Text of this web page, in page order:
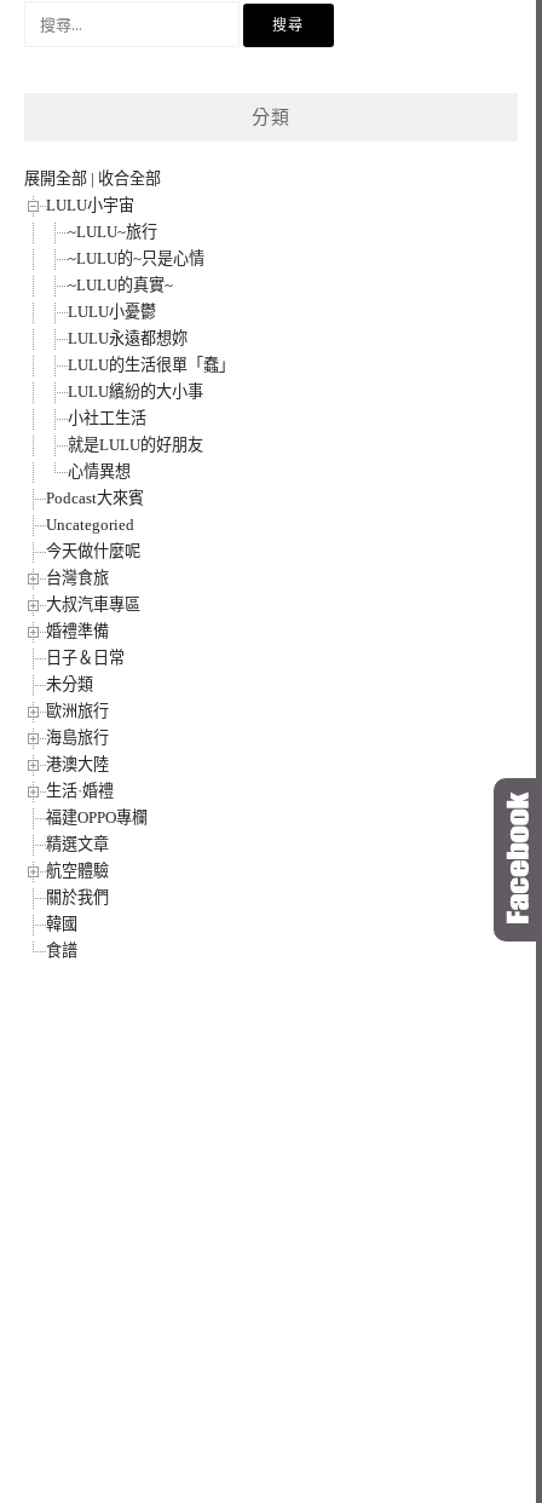
分類
展開全部 | 收合全部
LULU小宇宙
~LULU~旅行
~LULU的~只是心情
~LULU的真實~
LULU小憂鬱
LULU永遠都想妳
LULU的生活很單「蠢」
LULU繽紛的大小事
小社工生活
就是LULU的好朋友
心情異想
Podcast大來賓
Uncategoried
今天做什麼呢
台灣食旅
大叔汽車專區
婚禮準備
日子＆日常
未分類
歐洲旅行
海島旅行
港澳大陸
生活·婚禮
福建OPPO專欄
精選文章
航空體驗
關於我們
韓國
食譜